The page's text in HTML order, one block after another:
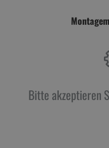
Bitte akzeptieren